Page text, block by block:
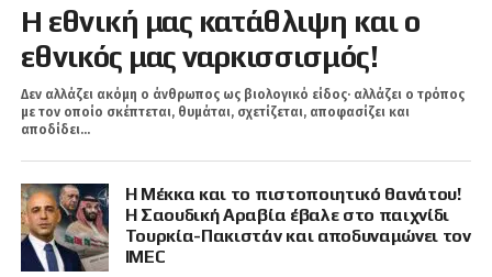
Η εθνική μας κατάθλιψη και ο
εθνικός μας ναρκισσισμός!
Δεν αλλάζει ακόμη ο άνθρωπος ως βιολογικό είδος· αλλάζει ο τρόπος
με τον οποίο σκέπτεται, θυμάται, σχετίζεται, αποφασίζει και
αποδίδει...
Η Μέκκα και το πιστοποιητικό θανάτου!
Η Σαουδική Αραβία έβαλε στο παιχνίδι
Τουρκία-Πακιστάν και αποδυναμώνει τον
IMEC